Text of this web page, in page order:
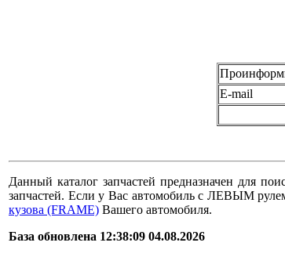
E-mail
Данный каталог запчастей предназначен для
запчастей. Если у Вас автомобиль с ЛЕВЫМ
кузова (FRAME) Вашего автомобиля.
База обновлена 12:38:09 04.08.2026